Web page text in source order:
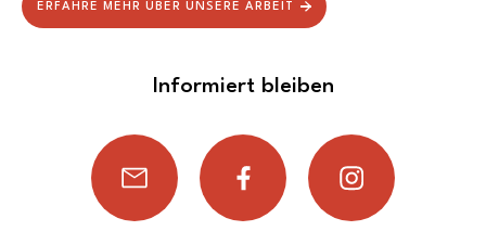
ERFAHRE MEHR ÜBER UNSERE ARBEIT
Informiert bleiben